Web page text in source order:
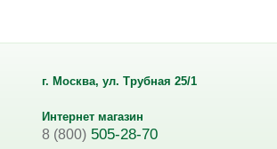
г. Москва, ул. Трубная 25/1
Интернет магазин
8 (800) 505-28-70